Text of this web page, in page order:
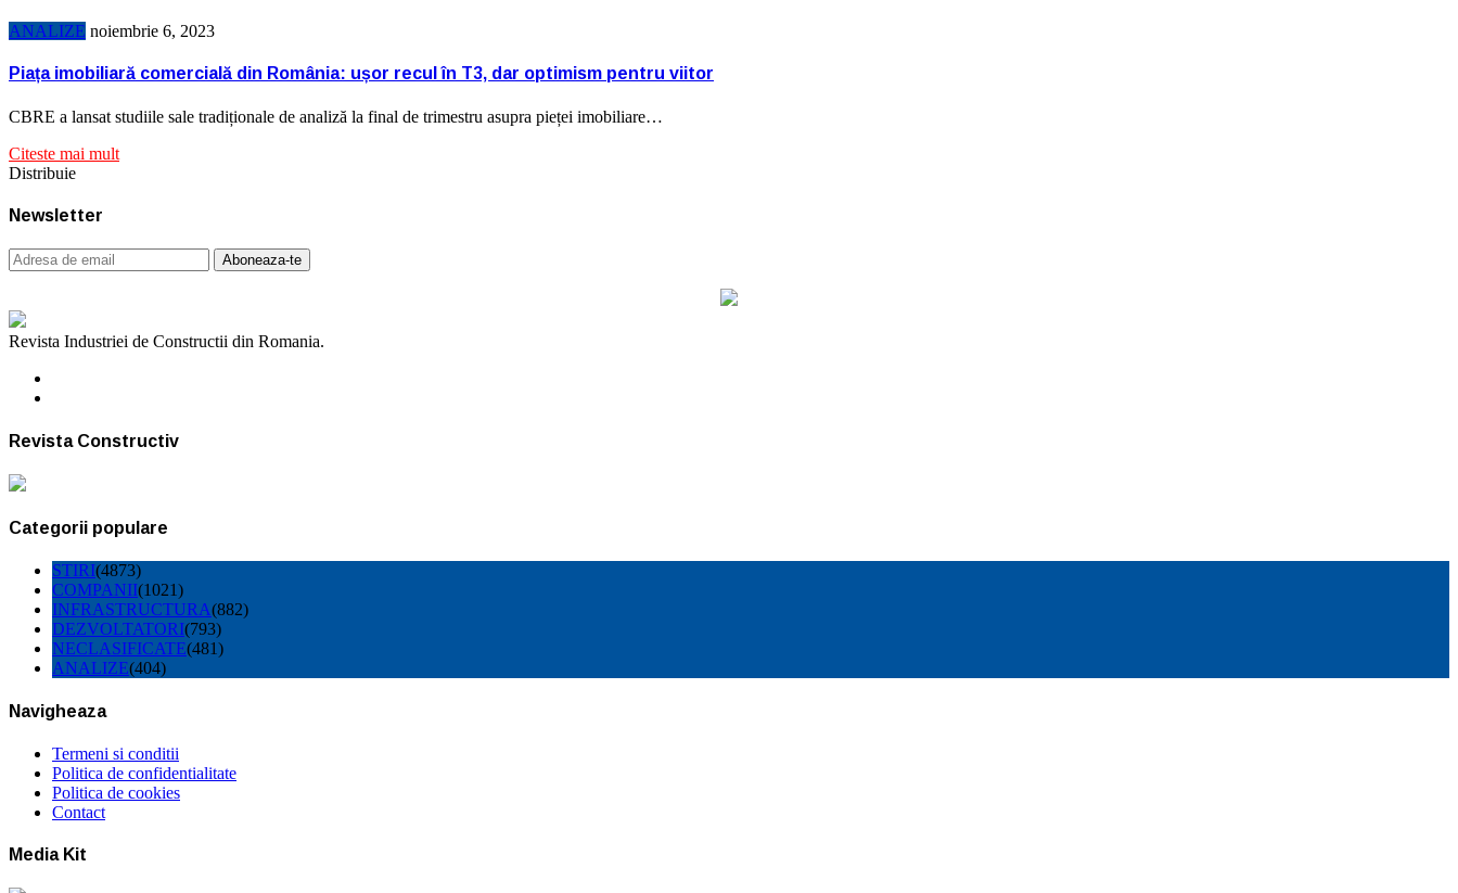
ANALIZE noiembrie 6, 2023
Piața imobiliară comercială din România: ușor recul în T3, dar optimism pentru viitor
CBRE a lansat studiile sale tradiționale de analiză la final de trimestru asupra pieței imobiliare…
Citeste mai mult
Distribuie
Newsletter
Revista Industriei de Constructii din Romania.
Revista Constructiv
Categorii populare
STIRI(4873)
COMPANII(1021)
INFRASTRUCTURA(882)
DEZVOLTATORI(793)
NECLASIFICATE(481)
ANALIZE(404)
Navigheaza
Termeni si conditii
Politica de confidentialitate
Politica de cookies
Contact
Media Kit